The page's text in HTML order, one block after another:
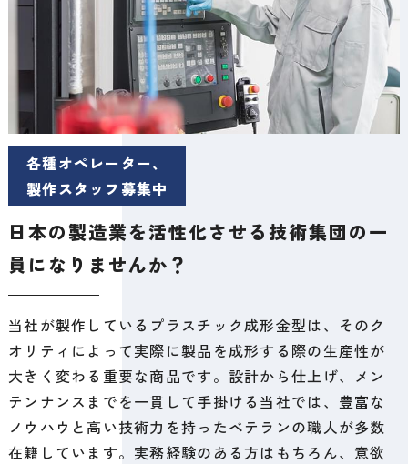
各種オペレーター、
製作スタッフ募集中
日本の製造業を活性化させる技術集団の一
員になりませんか？
当社が製作しているプラスチック成形金型は、そのク
オリティによって実際に製品を成形する際の生産性が
大きく変わる重要な商品です。設計から仕上げ、メン
テンナンスまでを一貫して手掛ける当社では、豊富な
ノウハウと高い技術力を持ったベテランの職人が多数
在籍しています。実務経験のある方はもちろん、意欲